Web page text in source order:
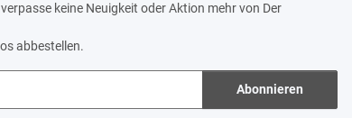
keine Neuigkeit oder Aktion mehr von Der
abbestellen.
Abonnieren